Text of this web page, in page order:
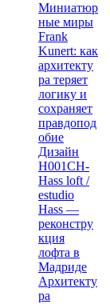
Миниатюр
ные миры
Frank
Kunert: как
архитекту
ра теряет
логику и
сохраняет
правдопод
обие
Дизайн
H001CH-
Hass loft /
estudio
Hass —
реконстру
кция
лофта в
Мадриде
Архитекту
ра